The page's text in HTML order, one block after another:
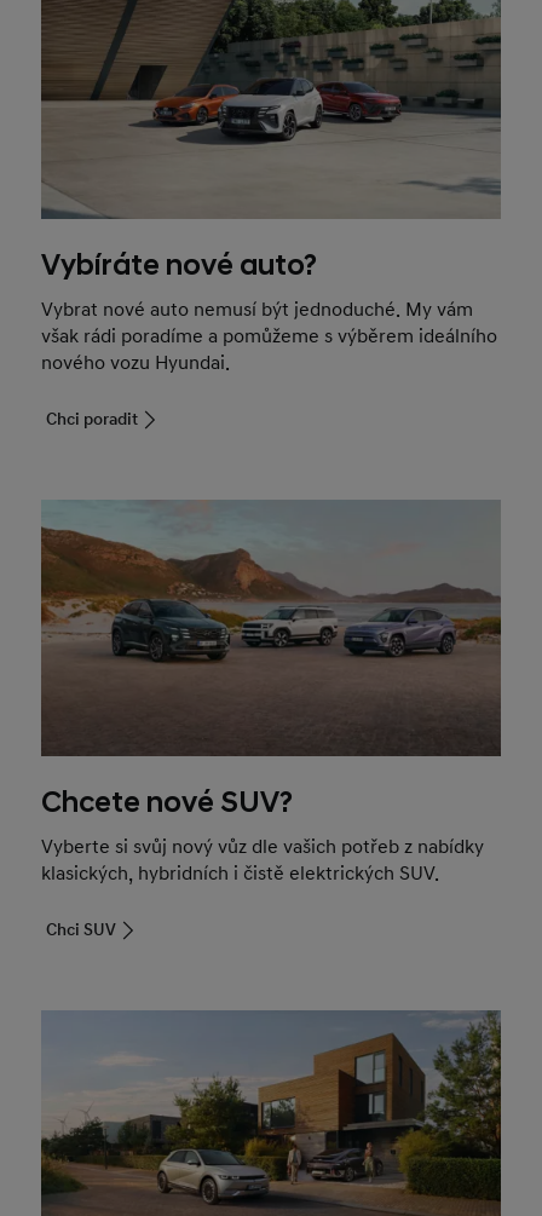
Vybíráte nové auto?
Vybrat nové auto nemusí být jednoduché. My vám
však rádi poradíme a pomůžeme s výběrem ideálního
nového vozu Hyundai.
Chci poradit
Chcete nové SUV?
Vyberte si svůj nový vůz dle vašich potřeb z nabídky
klasických, hybridních i čistě elektrických SUV.
Chci SUV